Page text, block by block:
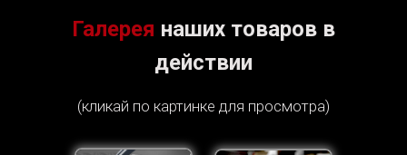
Галерея наших товаров в
действии
(кликай по картинке для просмотра)